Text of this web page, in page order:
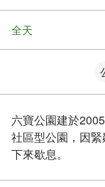
全天
六寶公園建於
社區型公園，因
下來歇息。